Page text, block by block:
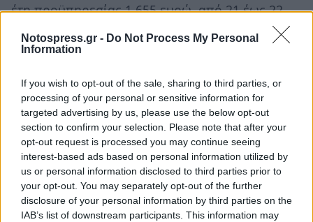
Notospress.gr - Do Not Process My Personal
Information
If you wish to opt-out of the sale, sharing to third parties, or
processing of your personal or sensitive information for
targeted advertising by us, please use the below opt-out
section to confirm your selection. Please note that after your
opt-out request is processed you may continue seeing
interest-based ads based on personal information utilized by
us or personal information disclosed to third parties prior to
your opt-out. You may separately opt-out of the further
disclosure of your personal information by third parties on the
IAB’s list of downstream participants. This information may
έτη προϋπηρεσίας 1.655 ευρώ, από 21 έως 22
έτη προϋπηρεσίας 1.705 ευρώ, από 22 έως 23
έτη προϋπηρεσίας 1.755 ευρώ, από 23 έως 24
έτη προϋπηρεσίας 1.875 ευρώ, από 25 έως 26
έτη προϋπηρεσίας 1.925 ευρώ, από 26 έως 27
έτη προϋπηρεσίας 1.975 ευρώ, από 27 έως 28
έτη προϋπηρεσίας 2.025 ευρώ και από 28 έτη
προϋπηρεσία και άνω 2.095 ευρώ.
Επιπλέον επίδομα λόγω πτήσεων